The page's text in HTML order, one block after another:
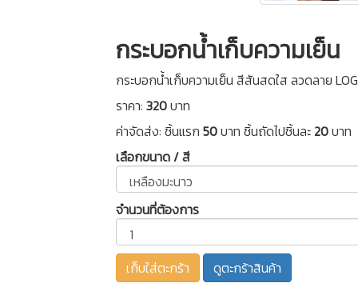
กระบอกน้ำเก็บความเย็น
กระบอกน้ำเก็บความเย็น สีสันสดใส ลวดลาย
ราคา: 320บาท
ค่าจัดส่ง: ชิ้นแรก 50บาท ชิ้นถัดไปชิ้นละ 20บาท
เลือกขนาด / สี
จำนวนที่ต้องการ
ดูตะกร้าสินค้า